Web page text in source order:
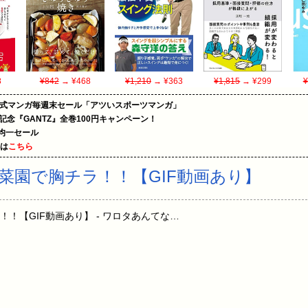
¥842→ ¥468 ¥1,210→ ¥363 ¥1,815→ ¥299
マンガ毎週末セール「アツいスポーツマンガ」
念『GANTZ』全巻100円キャンペーン！
一セール
こちら
で胸チラ！！【GIF動画あり】
！【GIF動画あり】 - ワロタあんてな…